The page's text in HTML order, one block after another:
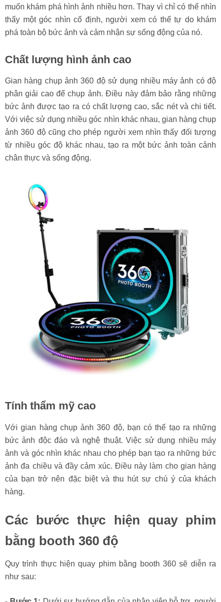
muốn khám phá hình ảnh nhiều hơn. Thay vì chỉ có thể nhìn
thấy một góc nhìn cố định, người xem có thể tự do khám
phá toàn bộ bức ảnh và cảm nhận sự sống động của nó.
Chất lượng hình ảnh cao
Gian hàng chụp ảnh 360 độ sử dụng nhiều máy ảnh có độ
phân giải cao để chụp ảnh. Điều này đảm bảo rằng những
bức ảnh được tạo ra có chất lượng cao, sắc nét và chi tiết.
Với việc sử dụng nhiều góc nhìn khác nhau, gian hàng chụp
ảnh 360 độ cũng cho phép người xem nhìn thấy đối tượng
từ nhiều góc độ khác nhau, tạo ra một bức ảnh toàn cảnh
chân thực và sống động.
Tính thẩm mỹ cao
Với gian hàng chụp ảnh 360 độ, bạn có thể tạo ra những
bức ảnh độc đáo và nghệ thuật. Việc sử dụng nhiều máy
ảnh và góc nhìn khác nhau cho phép bạn tạo ra những bức
ảnh đa chiều và đầy cảm xúc. Điều này làm cho gian hàng
của bạn trở nên đặc biệt và thu hút sự chú ý của khách
hàng.
Các bước thực hiện quay phim
bằng booth 360 độ
Quy trình thực hiện quay phim bằng booth 360 sẽ diễn ra
như sau: